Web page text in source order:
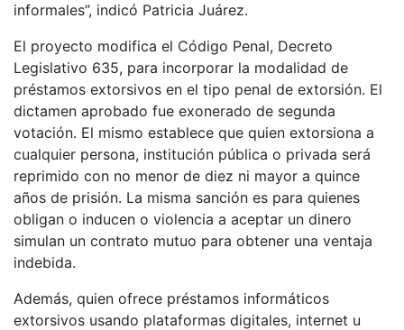
informales”, indicó Patricia Juárez.
El proyecto modifica el Código Penal, Decreto
Legislativo 635, para incorporar la modalidad de
préstamos extorsivos en el tipo penal de extorsión. El
dictamen aprobado fue exonerado de segunda
votación. El mismo establece que quien extorsiona a
cualquier persona, institución pública o privada será
reprimido con no menor de diez ni mayor a quince
años de prisión. La misma sanción es para quienes
obligan o inducen o violencia a aceptar un dinero
simulan un contrato mutuo para obtener una ventaja
indebida.
Además, quien ofrece préstamos informáticos
extorsivos usando plataformas digitales, internet u